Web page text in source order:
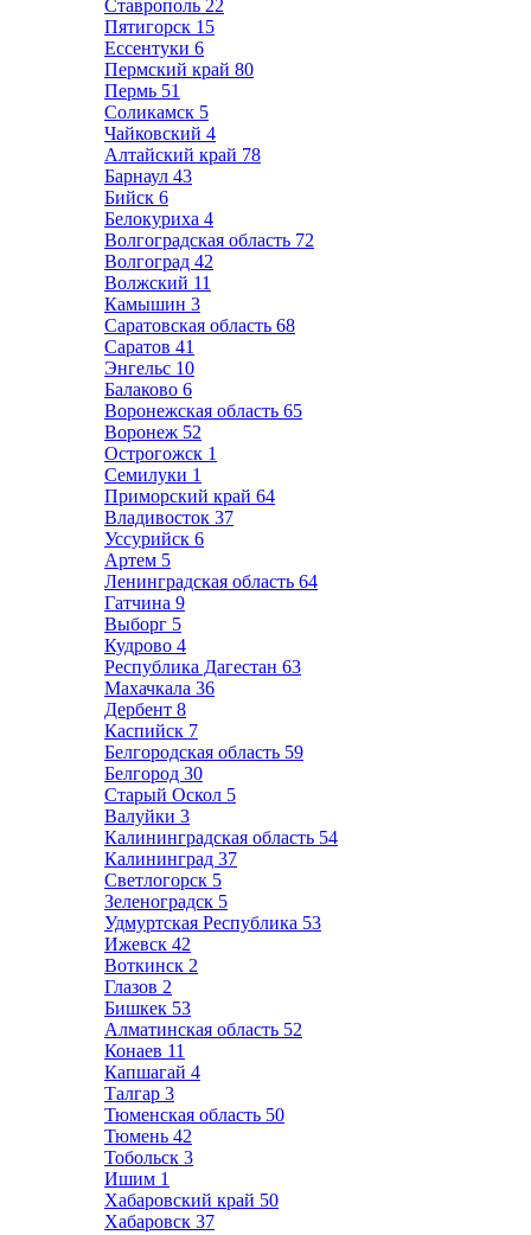
Ставрополь 22
Пятигорск 15
Ессентуки 6
Пермский край 80
Пермь 51
Соликамск 5
Чайковский 4
Алтайский край 78
Барнаул 43
Бийск 6
Белокуриха 4
Волгоградская область 72
Волгоград 42
Волжский 11
Камышин 3
Саратовская область 68
Саратов 41
Энгельс 10
Балаково 6
Воронежская область 65
Воронеж 52
Острогожск 1
Семилуки 1
Приморский край 64
Владивосток 37
Уссурийск 6
Артем 5
Ленинградская область 64
Гатчина 9
Выборг 5
Кудрово 4
Республика Дагестан 63
Махачкала 36
Дербент 8
Каспийск 7
Белгородская область 59
Белгород 30
Старый Оскол 5
Валуйки 3
Калининградская область 54
Калининград 37
Светлогорск 5
Зеленоградск 5
Удмуртская Республика 53
Ижевск 42
Воткинск 2
Глазов 2
Бишкек 53
Алматинская область 52
Конаев 11
Капшагай 4
Талгар 3
Тюменская область 50
Тюмень 42
Тобольск 3
Ишим 1
Хабаровский край 50
Хабаровск 37